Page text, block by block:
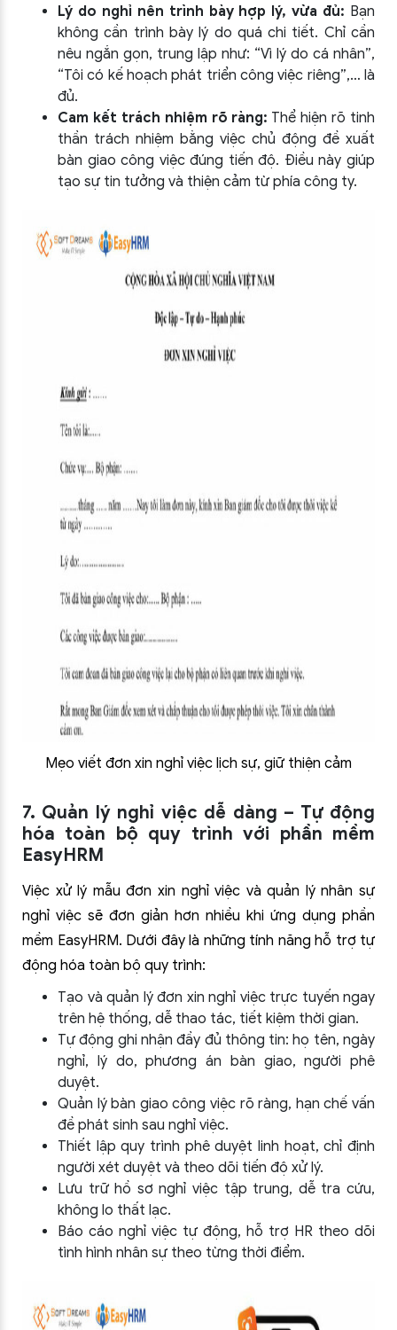
Lý do nghỉ nên trình bày hợp lý, vừa đủ: Bạn
không cần trình bày lý do quá chi tiết. Chỉ cần
nêu ngắn gọn, trung lập như: “Vì lý do cá nhân”,
“Tôi có kế hoạch phát triển công việc riêng”,… là
đủ.
Cam kết trách nhiệm rõ ràng: Thể hiện rõ tinh
thần trách nhiệm bằng việc chủ động đề xuất
bàn giao công việc đúng tiến độ. Điều này giúp
tạo sự tin tưởng và thiện cảm từ phía công ty.
Mẹo viết đơn xin nghỉ việc lịch sự, giữ thiện cảm
7. Quản lý nghỉ việc dễ dàng – Tự động
hóa toàn bộ quy trình với phần mềm
EasyHRM
Việc xử lý mẫu đơn xin nghỉ việc và quản lý nhân sự
nghỉ việc sẽ đơn giản hơn nhiều khi ứng dụng phần
mềm EasyHRM. Dưới đây là những tính năng hỗ trợ tự
động hóa toàn bộ quy trình:
Tạo và quản lý đơn xin nghỉ việc trực tuyến ngay
trên hệ thống, dễ thao tác, tiết kiệm thời gian.
Tự động ghi nhận đầy đủ thông tin: họ tên, ngày
nghỉ, lý do, phương án bàn giao, người phê
duyệt.
Quản lý bàn giao công việc rõ ràng, hạn chế vấn
đề phát sinh sau nghỉ việc.
Thiết lập quy trình phê duyệt linh hoạt, chỉ định
người xét duyệt và theo dõi tiến độ xử lý.
Lưu trữ hồ sơ nghỉ việc tập trung, dễ tra cứu,
không lo thất lạc.
Báo cáo nghỉ việc tự động, hỗ trợ HR theo dõi
tình hình nhân sự theo từng thời điểm.